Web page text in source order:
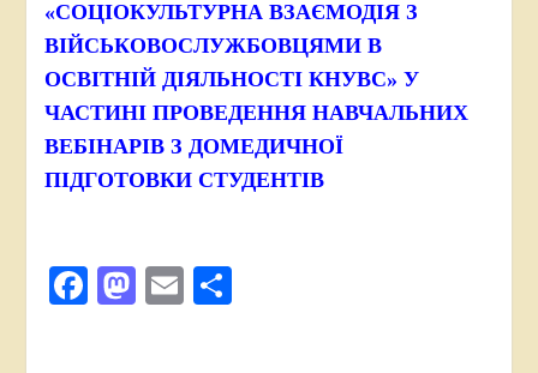
«СОЦІОКУЛЬТУРНА ВЗАЄМОДІЯ З
ВІЙСЬКОВОСЛУЖБОВЦЯМИ В
ОСВІТНІЙ ДІЯЛЬНОСТІ КНУВС» У
ЧАСТИНІ ПРОВЕДЕННЯ НАВЧАЛЬНИХ
ВЕБІНАРІВ З ДОМЕДИЧНОЇ
ПІДГОТОВКИ СТУДЕНТІВ
Facebook
Mastodon
EmailПоділитися